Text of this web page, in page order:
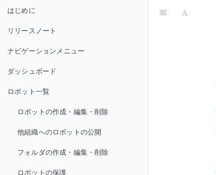
はじめに
リリースノート
ナビゲーションメニュー
ダッシュボード
ロボット一覧
ロボットの作成・編集・削除
他組織へのロボットの公開
フォルダの作成・編集・削除
ロボットの保護